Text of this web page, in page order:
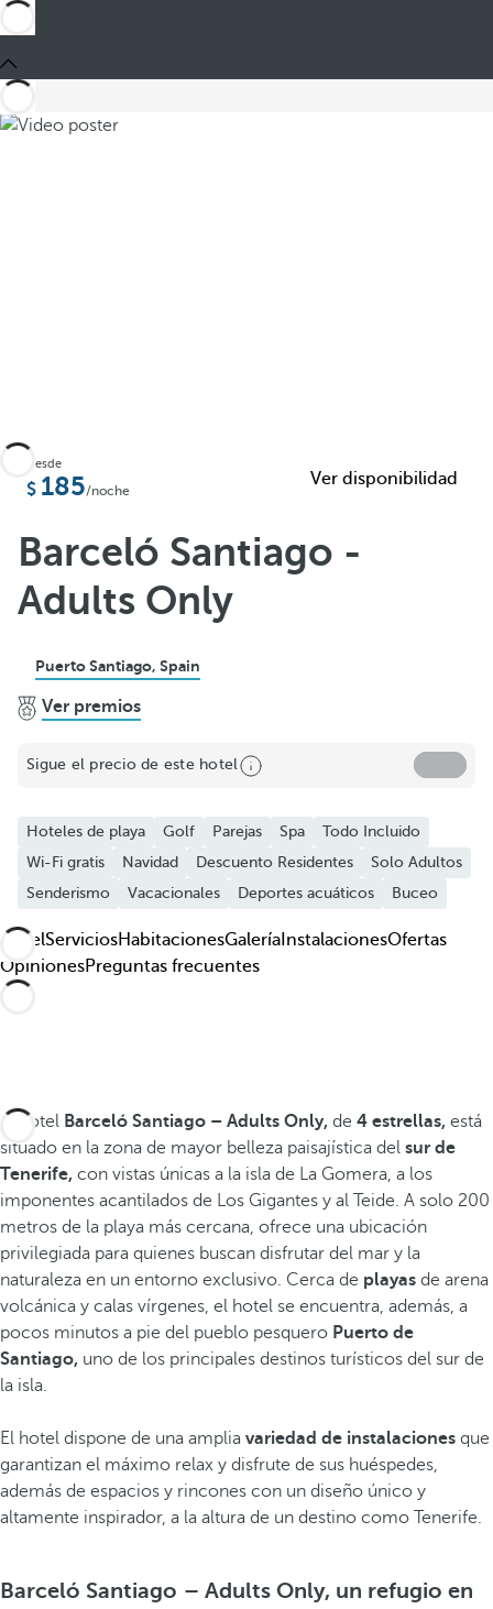
Compartir
Añadir a favoritos
Ver más fotos y videos
Desde
185/noche
Ver disponibilidad
Barceló Santiago -
Adults Only
Puerto Santiago, Spain
Ver premios
Sigue el precio de este hotel
Hoteles de playa Golf Parejas Spa
Todo Incluido
Wi-Fi gratis
Navidad Descuento Residentes
Solo Adultos
Senderismo
Vacacionales Deportes acuáticos Buceo
HotelServiciosHabitacionesGalería InstalacionesOfertas
OpinionesPreguntas frecuentes
El hotel Barceló Santiago – Adults Only, de 4 estrellas, está
situado en la zona de mayor belleza paisajística del sur de
Tenerife, con vistas únicas a la isla de La Gomera, a los
imponentes acantilados de Los Gigantes y al Teide. A solo 200
metros de la playa más cercana, ofrece una ubicación
privilegiada para quienes buscan disfrutar del mar y la
naturaleza en un entorno exclusivo. Cerca de playas de arena
volcánica y calas vírgenes, el hotel se encuentra, además, a
pocos minutos a pie del pueblo pesquero Puerto de
Santiago, uno de los principales destinos turísticos del sur de
la isla.
El hotel dispone de una amplia variedad de instalaciones que
garantizan el máximo relax y disfrute de sus huéspedes,
además de espacios y rincones con un diseño único y
altamente inspirador, a la altura de un destino como Tenerife.
Barceló Santiago – Adults Only, un refugio en